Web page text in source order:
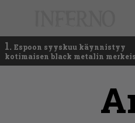
1. Espoon syyskuu käynnistyy
kotimaisen black metalin